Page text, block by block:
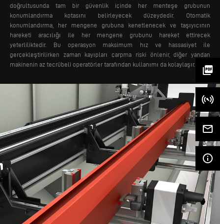
picture_as_pdf
mail_outline
info_outline
doğrultusunda tam bir güvenlik içinde her menteşe grubunun
konumlandırma kotasını belirleyecek düzeydedir. Otomatik
konumlandırma, her mengene grubuna kenetlenecek ve taşıyıcının
hareketi aracılığı ile her mengene grubunu hareket ettirecek
yeterliliktedir. Bu operasyon maksimum hız ve hassasiyet ile
gerçekleştirilirken zaman kayıpları çarpma riski önlenir, diğer yandan
makinenin az tecrübeli operatörler tarafından kullanımı da kolaylaşır.